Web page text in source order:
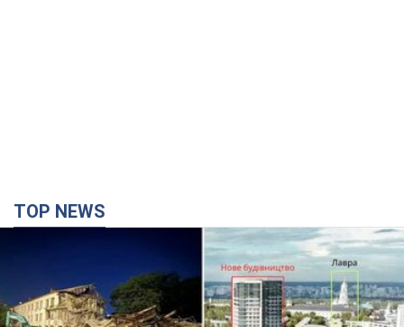
Киево-Печерскую лавру закроют 80-метровым
"монстром"? Почему киевские власти
отказались остановить строительство
небоскреба "московского верующего"
Какая реакция Кличко на петицию по отмене строительства
2 години тому 16,2 т.